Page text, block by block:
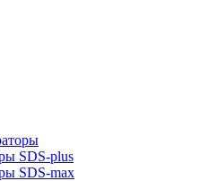
SDS-plus
SDS-max